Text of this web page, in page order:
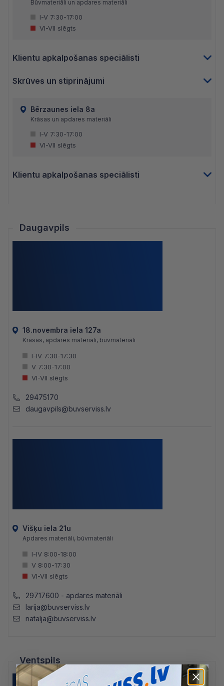
Būvmateriāli un apdares materiāli
I-V 7:30-17:00
VI-VII slēgts
Klientu apkalpošanas speciālisti
Skrūves un stiprinājumi
Bērzaunes iela 8a
Krāsas un apdares materiāli
I-V 7:30-17:00
VI-VII slēgts
Klientu apkalpošanas speciālisti
Daugavpils
18.novembra iela 127a
Krāsas, apdares materiāli, būvmateriāli
I-IV 7:30-17:30
V 7:30-17:00
VI-VII slēgts
29475170
daugavpils@buvserviss.lv
Višķu iela 21u
Apdares materiāli, būvmateriāli
I-IV 8:00-18:00
V 8:00-17:30
VI-VII slēgts
29717600 - apdares materiāli
larija@buvserviss.lv
natalja@buvserviss.lv
Ventspils